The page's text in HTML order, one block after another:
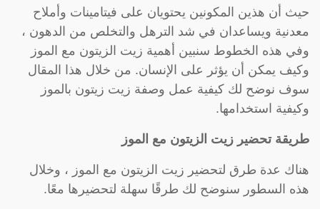
حيث أن هذين المكونين يحتويان على فيتامينات وأملاح
معدنية ويساعدان في شد الترهل والتخلص من الدهون ،
وفي هذه الخطوط سنبين أهمية زيت الزيتون مع الموز
وكيف يمكن أن يؤثر على الإنسان. من خلال هذا المقال
سوف نوضح لك كيفية عمل وصفة زيت زيتون بالموز
وكيفية استخدامها.
طريقة تحضير زيت الزيتون مع الموز
هناك عدة طرق لتحضير زيت الزيتون مع الموز ، وخلال
هذه السطور سنوضح لك طرقًا سهلة لتحضيرها معًا.